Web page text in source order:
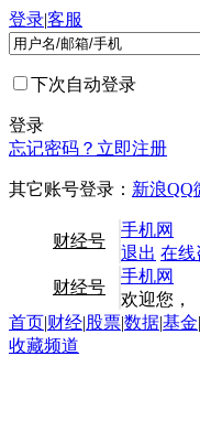
登录|客服
下次自动登录
登录
忘记密码？ 立即注册
其它账号登录： 新浪QQ
手机网
财经号
退出 在线
手机网
财经号
欢迎您，
首页|财经|股票|数据|基金|
收藏频道